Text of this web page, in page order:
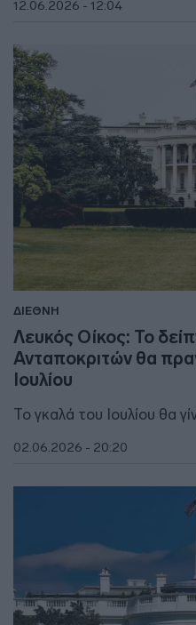
12.06.2026 - 12:04
ΔΙΕΘΝΗ
Λευκός Οίκος: Το
Ανταποκριτών θα
Ιουλίου
Το γκαλά του Ιουλίου θα
02.06.2026 - 20:20